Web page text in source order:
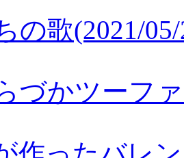
の歌(2021/
づかツーフ